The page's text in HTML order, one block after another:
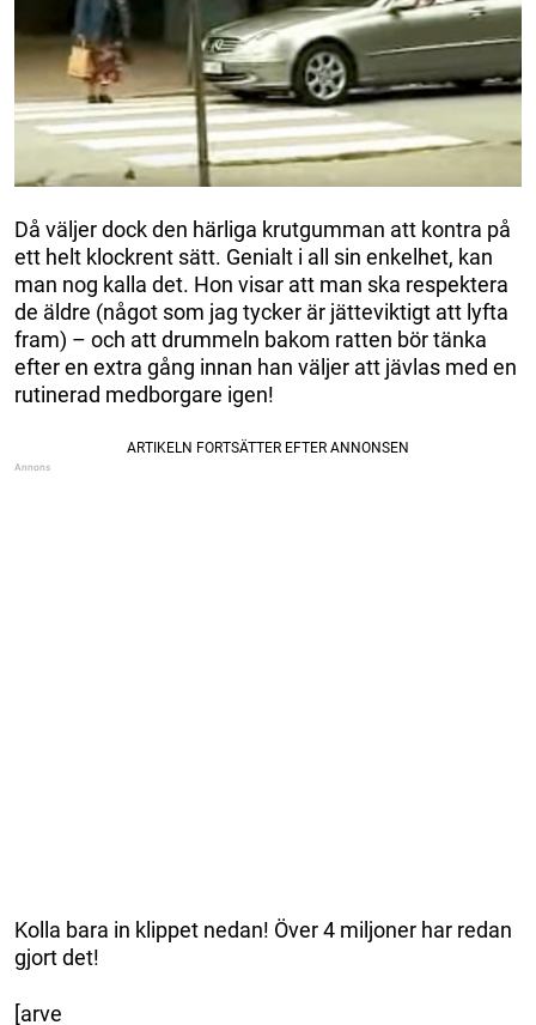
Då väljer dock den härliga krutgumman att kontra på
ett helt klockrent sätt. Genialt i all sin enkelhet, kan
man nog kalla det. Hon visar att man ska respektera
de äldre (något som jag tycker är jätteviktigt att lyfta
fram) – och att drummeln bakom ratten bör tänka
efter en extra gång innan han väljer att jävlas med en
rutinerad medborgare igen!
Kolla bara in klippet nedan! Över 4 miljoner har redan
gjort det!
[arve